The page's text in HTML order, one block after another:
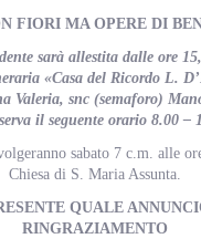
FIORI MA OPERE DI
sarà allestita dalle ore
«Casa del Ricordo L.
Valeria, snc (semaforo)
il seguente orario 8.00 –
sabato 7 c.m. alle
Chiesa di S. Maria Assunta.
QUALE
RINGRAZIAMENTO